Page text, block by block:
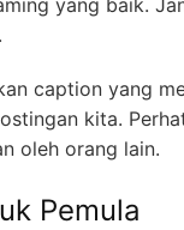
yang baik.
caption yang
kita.
oleh orang lain.
Pemula